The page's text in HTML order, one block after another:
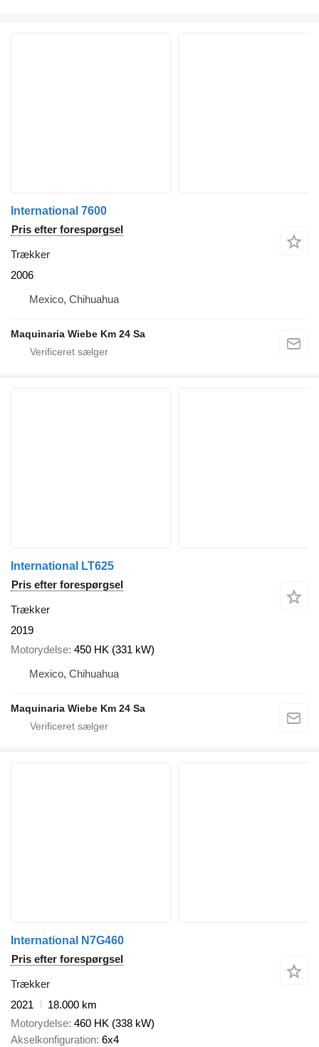
International 7600
Pris efter forespørgsel
Trækker
2006
Mexico, Chihuahua
Maquinaria Wiebe Km 24 Sa
International LT625
Pris efter forespørgsel
Trækker
2019
Motorydelse 450 HK (331 kW)
Mexico, Chihuahua
Maquinaria Wiebe Km 24 Sa
International N7G460
Pris efter forespørgsel
Trækker
2021
18.000 km
Motorydelse 460 HK (338 kW)
Akselkonfiguration 6x4